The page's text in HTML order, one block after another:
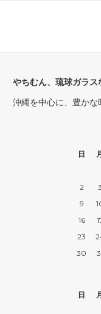
やちむん、琉球ガラス
沖縄を中心に、豊か
日
2
3
9
16
23
30
日